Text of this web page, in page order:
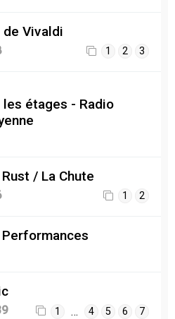
Vivaldi
1 2 3
étages - Radio
/ La Chute
1 2
Performances
1 … 4 5 6 7